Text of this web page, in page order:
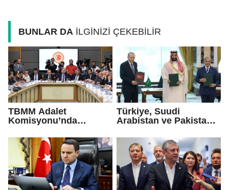
BUNLAR DA İLGİNİZİ ÇEKEBİLİR
TBMM Adalet
Komisyonu’nda
tartışmalarla başladı
Türkiye, Suudi
Arabistan ve Pakistan
Savunma Anlaşması'
imzalandı